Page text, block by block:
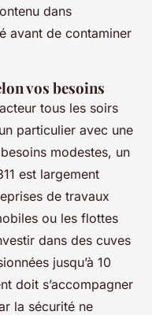
dans
avant de contaminer
vos besoins
tous les soirs
particulier avec une
modestes, un
est largement
de travaux
ou les flottes
dans des cuves
jusqu’à 10
doit s’accompagner
la sécurité ne